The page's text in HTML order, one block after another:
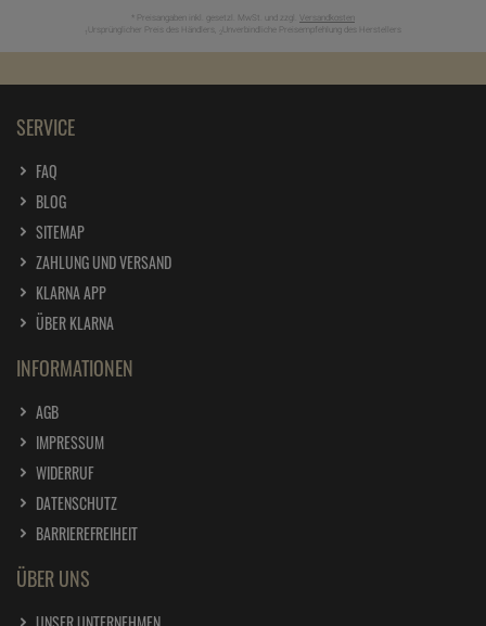
* Preisangaben inkl. gesetzl. MwSt. und zzgl. Versandkosten
Ursprünglicher Preis des Händlers, Unverbindliche Preisempfehlung des Herstellers
SERVICE
FAQ
BLOG
SITEMAP
ZAHLUNG UND VERSAND
KLARNA APP
ÜBER KLARNA
INFORMATIONEN
AGB
IMPRESSUM
WIDERRUF
DATENSCHUTZ
BARRIEREFREIHEIT
ÜBER UNS